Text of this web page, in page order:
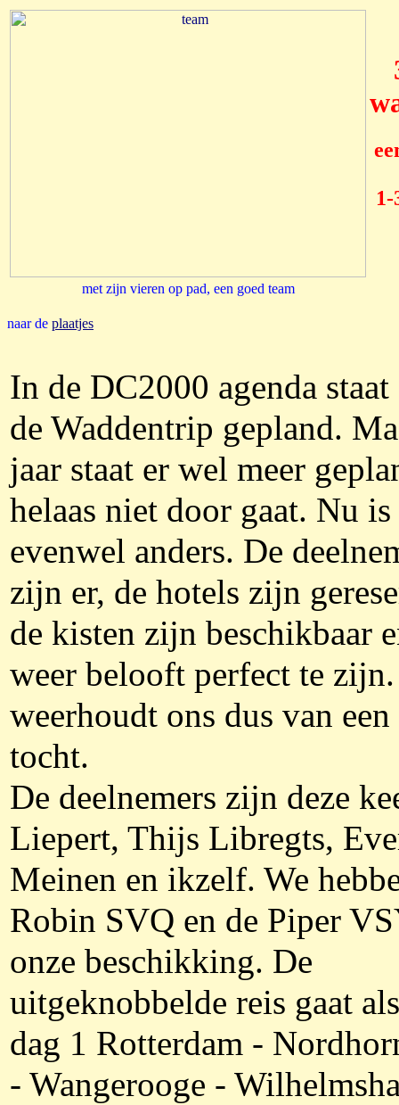
met zijn vieren op pad, een goed team
naar de plaatjes
In de DC2000 agenda
de Waddentrip gepland.
jaar staat er wel meer
helaas niet door gaat. Nu is
evenwel anders. De
zijn er, de hotels zijn
de kisten zijn beschikbaar
weer belooft perfect te
weerhoudt ons dus van
tocht.
De deelnemers zijn deze
Liepert, Thijs Libregts,
Meinen en ikzelf. We
Robin SVQ en de Piper
onze beschikking. De
uitgeknobbelde reis gaat
dag 1 Rotterdam -
- Wangerooge -